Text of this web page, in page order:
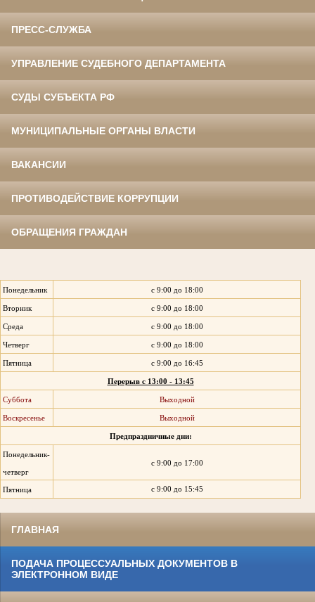
ПРЕСС-СЛУЖБА
УПРАВЛЕНИЕ СУДЕБНОГО ДЕПАРТАМЕНТА
СУДЫ СУБЪЕКТА РФ
МУНИЦИПАЛЬНЫЕ ОРГАНЫ ВЛАСТИ
ВАКАНСИИ
ПРОТИВОДЕЙСТВИЕ КОРРУПЦИИ
ОБРАЩЕНИЯ ГРАЖДАН
Понедельник с 9:00 до 18:00
Вторник с 9:00 до 18:00
Среда с 9:00 до 18:00
Четверг с 9:00 до 18:00
Пятница с 9:00 до 16:45
Перерыв с 13:00 - 13:45
Суббота Выходной
Воскресенье Выходной
Предпраздничные дни:
Понедельник-
четверг
с 9:00 до 17:00
Пятница с 9:00 до 15:45
ГЛАВНАЯ
ПОДАЧА ПРОЦЕССУАЛЬНЫХ ДОКУМЕНТОВ В
ЭЛЕКТРОННОМ ВИДЕ